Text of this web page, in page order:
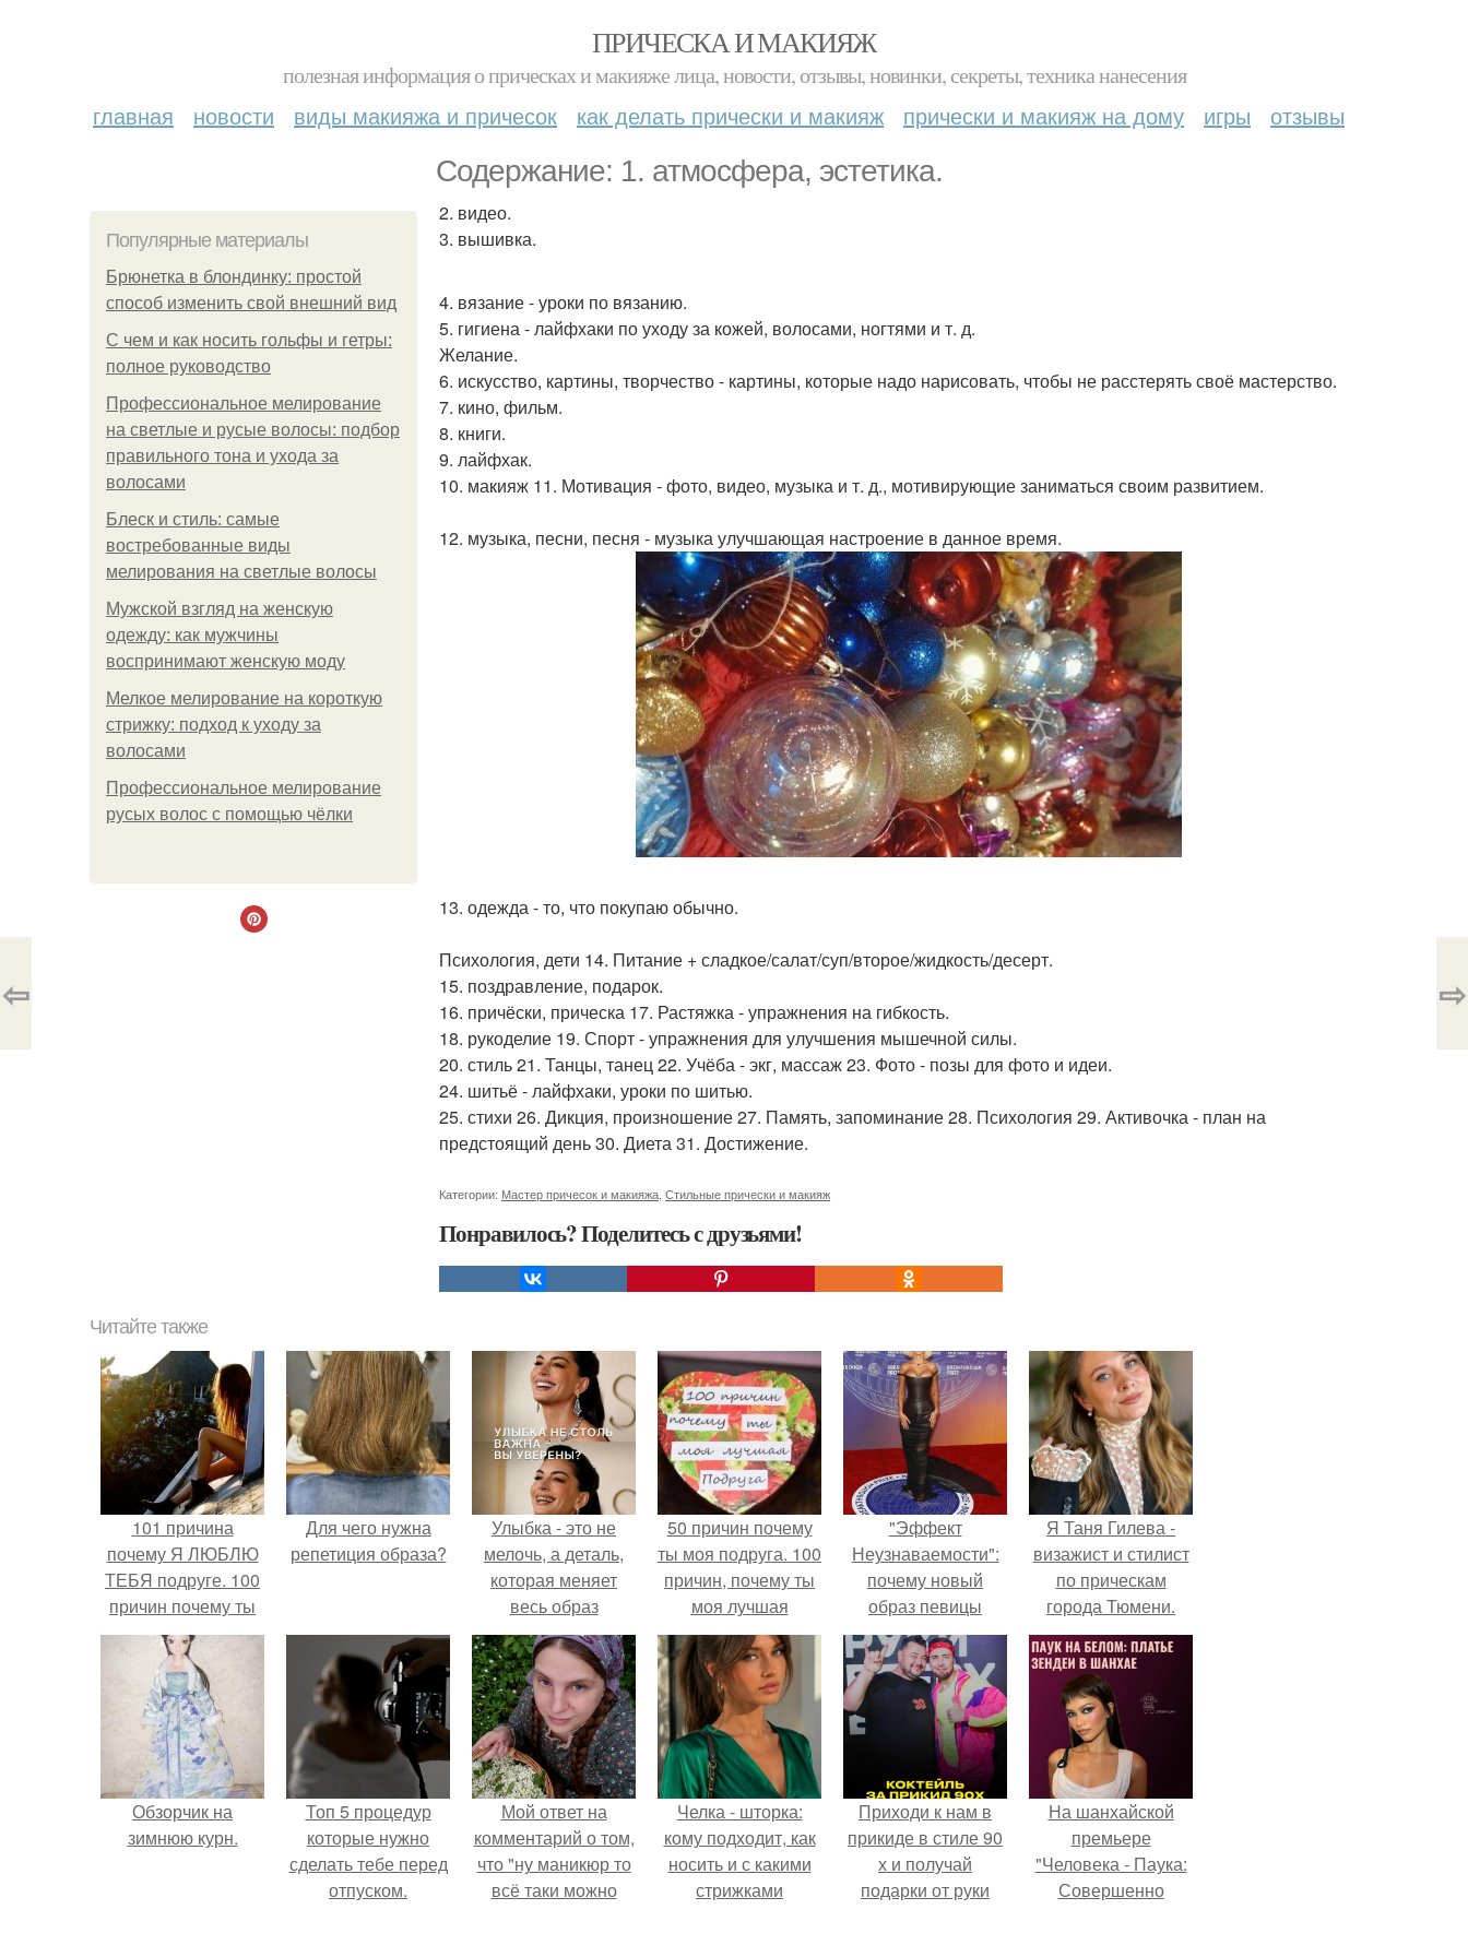
ПРИЧЕСКА И МАКИЯЖ
полезная информация о прическах и макияже лица, новости, отзывы, новинки, секреты, техника нанесения
главная новости виды макияжа и причесок как делать прически и макияж прически и макияж на дому игры отзывы
Содержание: 1. атмосфера, эстетика.
Популярные материалы
Брюнетка в блондинку: простой
способ изменить свой внешний вид
С чем и как носить гольфы и гетры:
полное руководство
Профессиональное мелирование
на светлые и русые волосы: подбор
правильного тона и ухода за
волосами
Блеск и стиль: самые
востребованные виды
мелирования на светлые волосы
Мужской взгляд на женскую
одежду: как мужчины
воспринимают женскую моду
Мелкое мелирование на короткую
стрижку: подход к уходу за
волосами
Профессиональное мелирование
русых волос с помощью чёлки
2. видео.
3. вышивка.
4. вязание - уроки по вязанию.
5. гигиена - лайфхаки по уходу за кожей, волосами, ногтями и т. д.
Желание.
6. искусство, картины, творчество - картины, которые надо нарисовать, чтобы не расстерять своё мастерство.
7. кино, фильм.
8. книги.
9. лайфхак.
10. макияж 11. Мотивация - фото, видео, музыка и т. д., мотивирующие заниматься своим развитием.
12. музыка, песни, песня - музыка улучшающая настроение в данное время.
13. одежда - то, что покупаю обычно.
Психология, дети 14. Питание + сладкое/салат/суп/второе/жидкость/десерт.
15. поздравление, подарок.
16. причёски, прическа 17. Растяжка - упражнения на гибкость.
18. рукоделие 19. Спорт - упражнения для улучшения мышечной силы.
20. стиль 21. Танцы, танец 22. Учёба - экг, массаж 23. Фото - позы для фото и идеи.
24. шитьё - лайфхаки, уроки по шитью.
25. стихи 26. Дикция, произношение 27. Память, запоминание 28. Психология 29. Активочка - план на
предстоящий день 30. Диета 31. Достижение.
Категории: Мастер причесок и макияжа Стильные прически и макияж
Понравилось? Поделитесь с друзьями!
⇦ ⇨
Читайте также
101 причина
почему Я ЛЮБЛЮ
ТЕБЯ подруге. 100
причин почему ты
моя лучшая
подруга.
Для чего нужна
репетиция образа?
Улыбка - это не
мелочь, а деталь,
которая меняет
весь образ
человека.
50 причин почему
ты моя подруга. 100
причин, почему ты
моя лучшая
подруга.
"Эффект
Неузнаваемости":
почему новый
образ певицы
вызвал споры о
гранях
возможного?
Я Таня Гилева -
визажист и стилист
по прическам
города Тюмени.
Обзорчик на
зимнюю курн.
Топ 5 процедур
которые нужно
сделать тебе перед
отпуском.
Мой ответ на
комментарий о том,
что "ну маникюр то
всё таки можно
Челка - шторка:
кому подходит, как
носить и с какими
стрижками
Приходи к нам в
прикиде в стиле 90
х и получай
подарки от руки
На шанхайской
премьере
"Человека - Паука:
Совершенно